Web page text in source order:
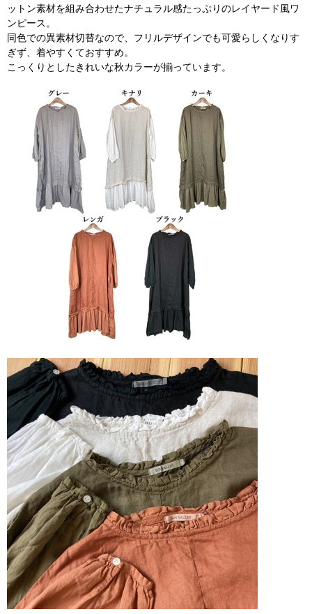
ットン素材を組み合わせたナチュラル感たっぷりのレイヤード風ワ
ンピース。
同色での異素材切替なので、フリルデザインでも可愛らしくなりす
ぎず、着やすくておすすめ。
こっくりとしたきれいな秋カラーが揃っています。